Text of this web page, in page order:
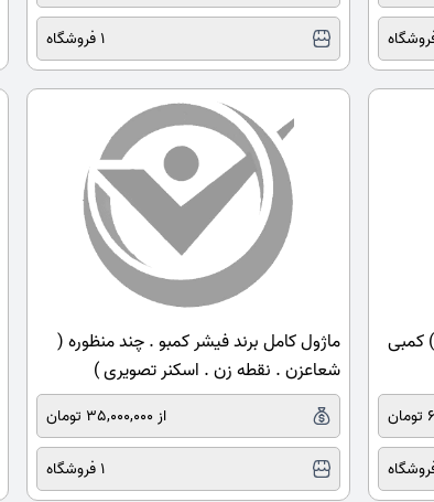
1 فروشگاه
کود کامل NPK سه بیست (20-20-20) کمبی
ماژول کامل برند فیشر کمبو . چند منظوره (
شعاعزن . نقطه زن . اسکنر تصویری )
از 35,000,000 تومان
1 فروشگاه